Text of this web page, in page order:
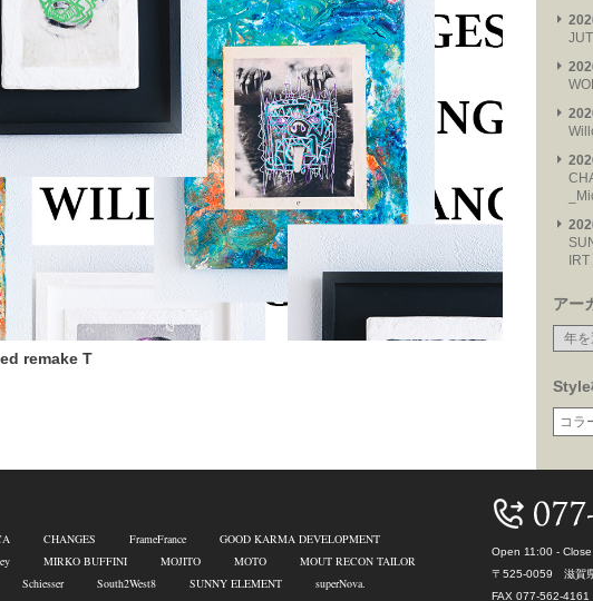
remake T
アー
Style
Open 11:00 -
〒525-0059 滋賀
FAX 077-562-4161
CHANGES FrameFrance
GOOD KARMA DEVELOPMENT
MIRKO BUFFINI MOJITO MOTO
MOUT RECON TAILOR
Schiesser South2West8 SUNNY ELEMENT
superNova.